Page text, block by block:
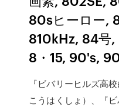
80sヒーロー,
810kHz, 84号
8・15, 90's,
『ビバリーヒルズ高
こうはくしょ）、『